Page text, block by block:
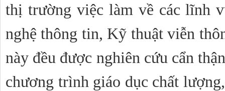
thị trường việc làm về các lĩnh
nghệ thông tin, Kỹ thuật viễn
này đều được nghiên cứu cẩn
chương trình giáo dục chất